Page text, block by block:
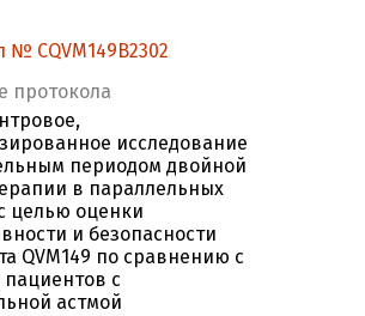
№ CQVM149B2302
протокола
исследование
периодом двойной
в параллельных
целью оценки
и безопасности
QVM149 по сравнению c
пациентов с
астмой